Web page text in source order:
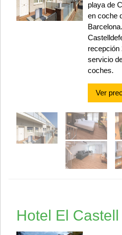
playa de
en coche
recepción
servicio
coches.
Ver
Hotel El Castell